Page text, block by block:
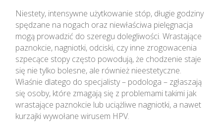
Niestety, intensywne użytkowanie stóp, długie godziny
spędzane na nogach oraz niewłaściwa pielęgnacja
mogą prowadzić do szeregu dolegliwości. Wrastające
paznokcie, nagniotki, odciski, czy inne zrogowacenia
szpecące stopy często powodują, że chodzenie staje
się nie tylko bolesne, ale również nieestetyczne.
Właśnie dlatego do specjalisty – podologa – zgłaszają
się osoby, które zmagają się z problemami takimi jak
wrastające paznokcie lub uciążliwe nagniotki, a nawet
kurzajki wywołane wirusem HPV.